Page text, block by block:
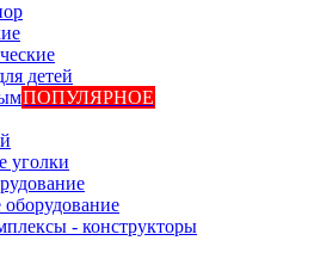
детей
ПОПУЛЯРНОЕ
уголки
- конструкторы